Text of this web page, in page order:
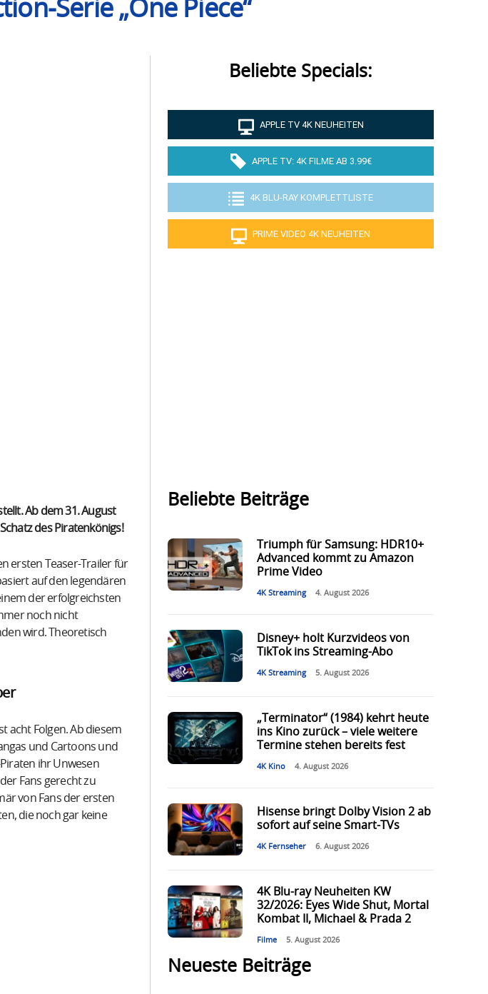
Serie „One Piece“
Ab dem 31. August
des Piratenkönigs!
ersten Teaser-Trailer für
auf den legendären
der erfolgreichsten
noch nicht
wird. Theoretisch
acht Folgen. Ab diesem
und Cartoons und
ihr Unwesen
Fans gerecht zu
von Fans der ersten
die noch gar keine
Beliebte Specials:
APPLE TV 4K NEUHEITEN
APPLE TV: 4K FILME AB 3.99€
4K BLU-RAY KOMPLETTLISTE
PRIME VIDEO 4K NEUHEITEN
Beliebte Beiträge
Triumph für Samsung: HDR10+
Advanced kommt zu Amazon
Prime Video
4K Streaming 4. August 2026
Disney+ holt Kurzvideos von
TikTok ins Streaming-Abo
4K Streaming 5. August 2026
„Terminator“ (1984) kehrt heute
ins Kino zurück – viele weitere
Termine stehen bereits fest
4K Kino 4. August 2026
Hisense bringt Dolby Vision 2 ab
sofort auf seine Smart-TVs
4K Fernseher 6. August 2026
4K Blu-ray Neuheiten KW
32/2026: Eyes Wide Shut, Mortal
Kombat II, Michael & Prada 2
Filme 5. August 2026
Neueste Beiträge